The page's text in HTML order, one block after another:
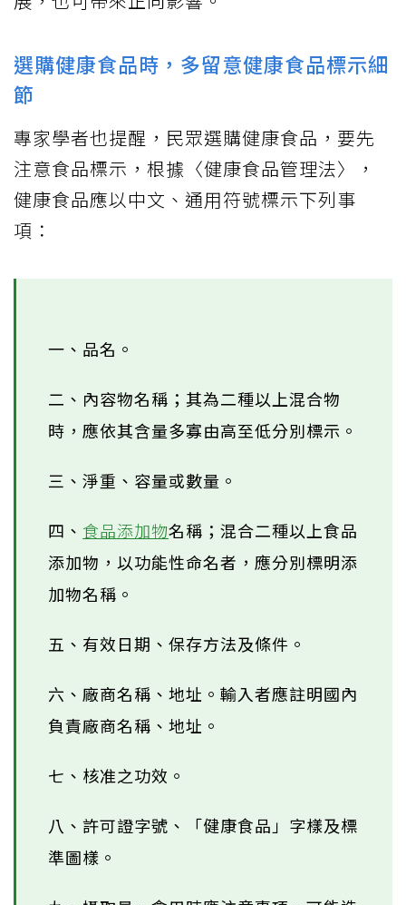
選購健康食品時，多留意健康食品標示細
節
專家學者也提醒，民眾選購健康食品，要先
注意食品標示，根據〈健康食品管理法〉，
健康食品應以中文、通用符號標示下列事
項：
一、品名。
二、內容物名稱；其為二種以上混合物
時，應依其含量多寡由高至低分別標示。
三、淨重、容量或數量。
四、 食品添加物名稱；混合二種以上食品
添加物，以功能性命名者，應分別標明添
加物名稱。
五、有效日期、保存方法及條件。
六、廠商名稱、地址。輸入者應註明國內
負責廠商名稱、地址。
七、核准之功效。
八、許可證字號、「健康食品」字樣及標
準圖樣。